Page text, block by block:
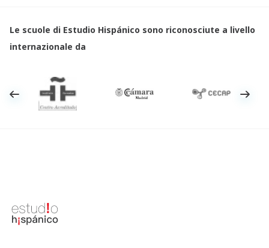
Le scuole di Estudio Hispánico sono riconosciute a livello
internazionale da